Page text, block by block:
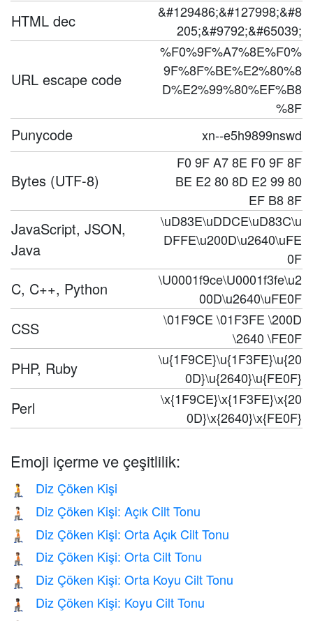
HTML dec
&#129486;&#127998;&#8
205;&#9792;&#65039;
URL escape code
%F0%9F%A7%8E%F0%
9F%8F%BE%E2%80%8
D%E2%99%80%EF%B8
%8F
Punycode xn--e5h9899nswd
Bytes (UTF-8)
F0 9F A7 8E F0 9F 8F
BE E2 80 8D E2 99 80
EF B8 8F
JavaScript, JSON,
Java
\uD83E\uDDCE\uD83C\u
DFFE\u200D\u2640\uFE
0F
C, C++, Python
\U0001f9ce\U0001f3fe\u2
00D\u2640\uFE0F
CSS
\01F9CE \01F3FE \200D
\2640 \FE0F
PHP, Ruby
\u{1F9CE}\u{1F3FE}\u{20
0D}\u{2640}\u{FE0F}
Perl
\x{1F9CE}\x{1F3FE}\x{20
0D}\x{2640}\x{FE0F}
Emoji içerme ve çeşitlilik:
🧎 Diz Çöken Kişi
🧎🏻 Diz Çöken Kişi: Açık Cilt Tonu
🧎🏼 Diz Çöken Kişi: Orta Açık Cilt Tonu
🧎🏽 Diz Çöken Kişi: Orta Cilt Tonu
🧎🏾 Diz Çöken Kişi: Orta Koyu Cilt Tonu
🧎🏿 Diz Çöken Kişi: Koyu Cilt Tonu